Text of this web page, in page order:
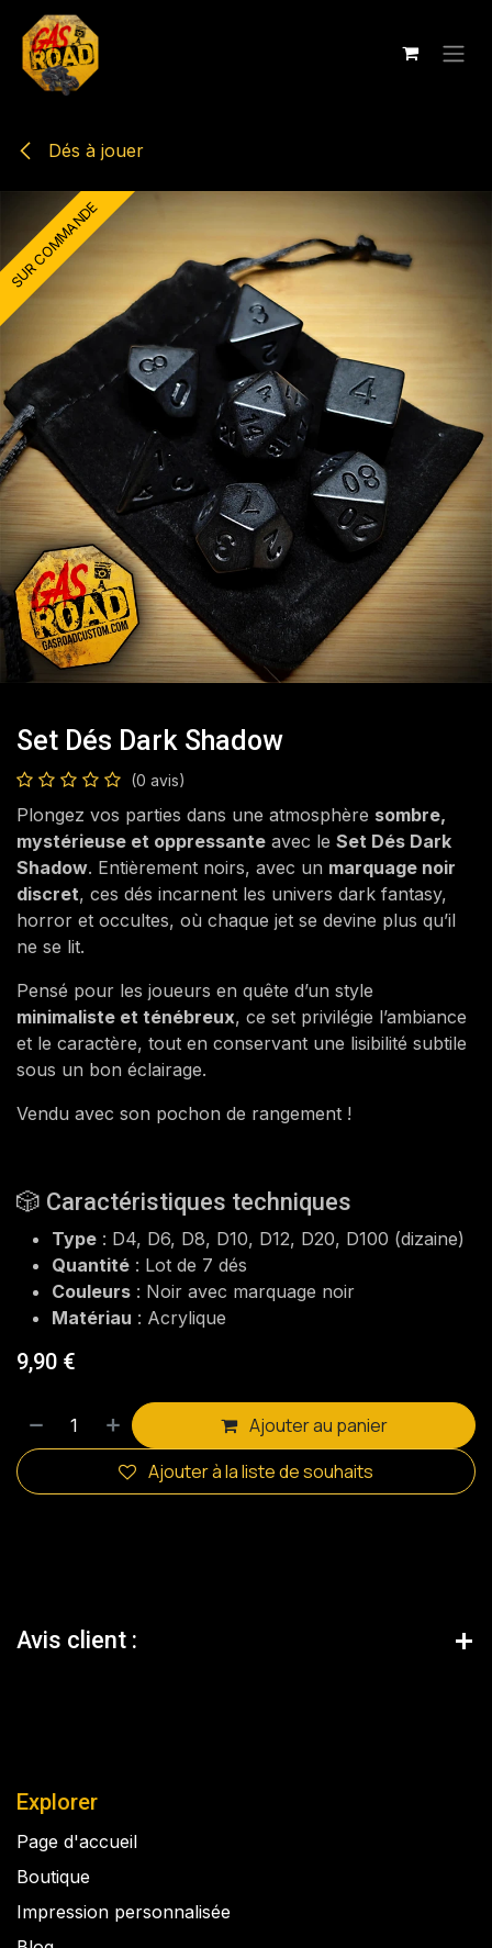
Se rendre au contenu
Dés à jouer
SUR COMMANDE
Set Dés Dark Shadow
(0 avis)
Plongez vos parties dans une atmosphère sombre,
mystérieuse et oppressante avec le Set Dés Dark
Shadow. Entièrement noirs, avec un marquage noir
discret, ces dés incarnent les univers dark fantasy,
horror et occultes, où chaque jet se devine plus qu’il
ne se lit.
Pensé pour les joueurs en quête d’un style
minimaliste et ténébreux, ce set privilégie l’ambiance
et le caractère, tout en conservant une lisibilité subtile
sous un bon éclairage.
Vendu avec son pochon de rangement !
🎲 Caractéristiques techniques
Type : D4, D6, D8, D10, D12, D20, D100 (dizaine)
Quantité : Lot de 7 dés
Couleurs : Noir avec marquage noir
Matériau : Acrylique
9,90 €
Ajouter au panier
Ajouter à la liste de souhaits
Avis client :
Explorer
Page d'accueil
Boutique
Impression personnalisée